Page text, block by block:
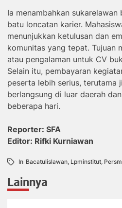
Ia menambahkan
batu loncatan karier.
menunjukkan ketulusan dan
komunitas yang tepat. Tujuan
atau pengalaman untuk CV
Selain itu, pembayaran
peserta lebih serius, terutama
berlangsung di luar daerah
beberapa hari.
Reporter: SFA
Editor: Rifki Kurniawan
In Bacatulislawan, Lpminstitut,
Lainnya